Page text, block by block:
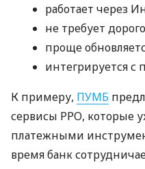
работает через
не требует
проще
интегрируется
К примеру, ПУМБ
сервисы РРО, которые
платежными
время банк